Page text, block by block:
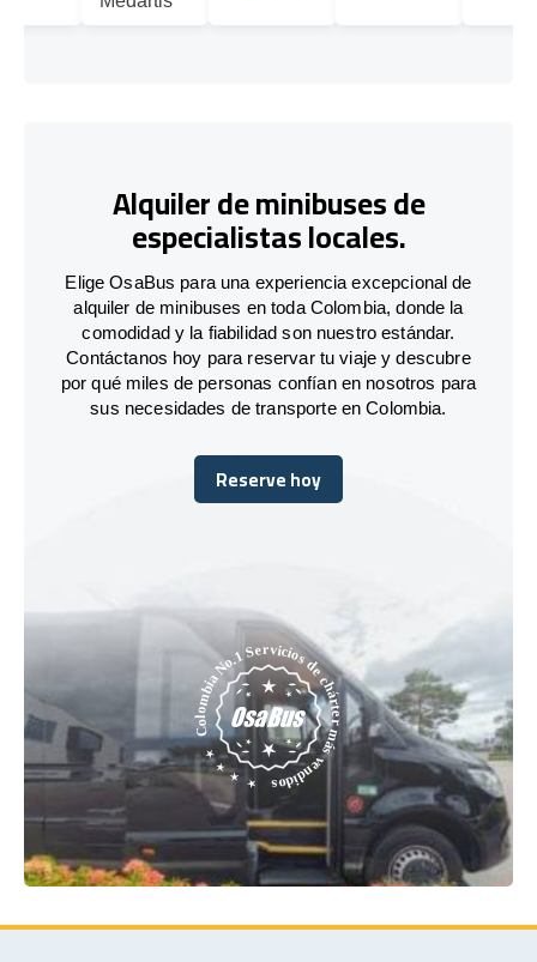
Alquiler de minibuses de
especialistas locales.
Elige OsaBus para una experiencia excepcional de
alquiler de minibuses en toda Colombia, donde la
comodidad y la fiabilidad son nuestro estándar.
Contáctanos hoy para reservar tu viaje y descubre
por qué miles de personas confían en nosotros para
sus necesidades de transporte en Colombia.
Reserve hoy
Reserve hoy